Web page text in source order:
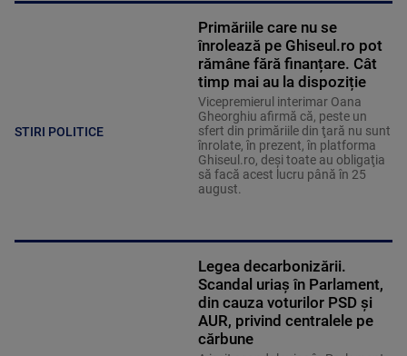
STIRI POLITICE
Primăriile care nu se
înrolează pe Ghiseul.ro pot
rămâne fără finanțare. Cât
timp mai au la dispoziție
Vicepremierul interimar Oana
Gheorghiu afirmă că, peste un
sfert din primăriile din ţară nu sunt
înrolate, în prezent, în platforma
Ghiseul.ro, deşi toate au obligaţia
să facă acest lucru până în 25
august.
Legea decarbonizării.
Scandal uriaș în Parlament,
din cauza voturilor PSD și
AUR, privind centralele pe
cărbune